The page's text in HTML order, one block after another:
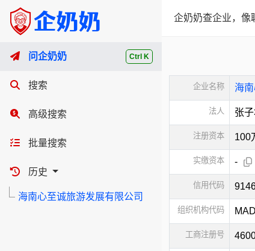
Ctrl K
问企奶奶
搜索
高级搜索
批量搜索
历史
海南心至诚旅游发展有限公司
企奶奶查企业，像
企业名称 海
法人 张
注册资本 100
实缴资本 -
信用代码
组织机构代码
工商注册号